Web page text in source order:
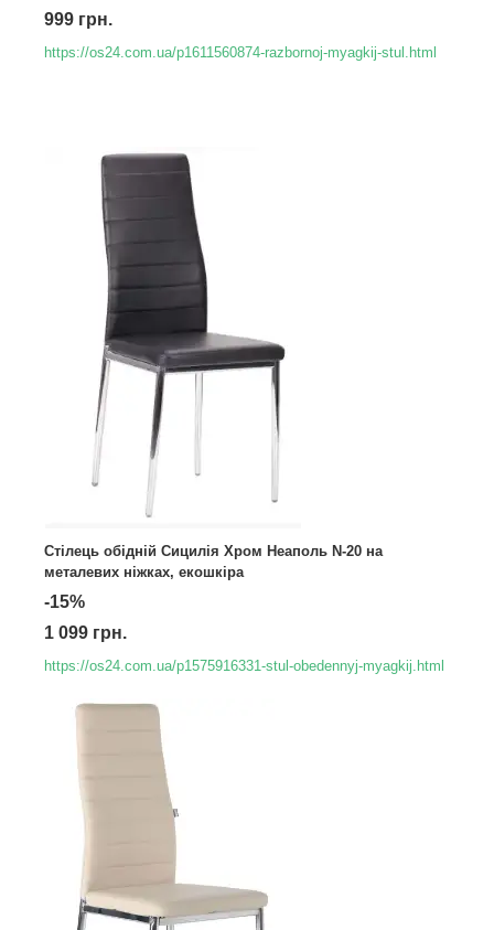
999 грн.
https://os24.com.ua/p1611560874-razbornoj-myagkij-stul.html
Стілець обідній Сицилія Хром Неаполь N-20 на
металевих ніжках, екошкіра
-15%
1 099 грн.
https://os24.com.ua/p1575916331-stul-obedennyj-myagkij.html